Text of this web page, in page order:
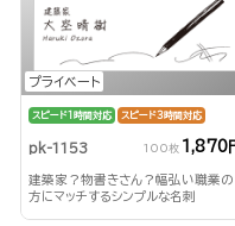
プライベート
スピード1時間対応 スピード3時間対応
pk-1153 100枚 1,870
建築家？物書きさん？幅弘い職業の
方にマッチするシンプルな名刺